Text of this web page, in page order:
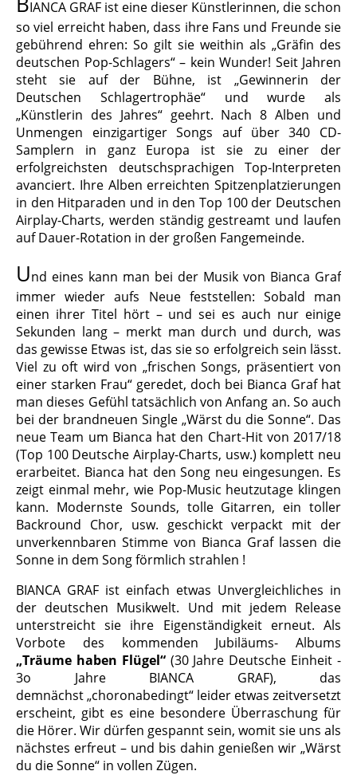
IANCA GRAF ist eine dieser Künstlerinnen, die schon
so viel erreicht haben, dass ihre Fans und Freunde sie
gebührend ehren: So gilt sie weithin als „Gräfin des
deutschen Pop-Schlagers“ – kein Wunder! Seit Jahren
steht sie auf der Bühne, ist „Gewinnerin der
Deutschen Schlagertrophäe“ und wurde als
„Künstlerin des Jahres“ geehrt. Nach 8 Alben und
Unmengen einzigartiger Songs auf über 340 CD-
Samplern in ganz Europa ist sie zu einer der
erfolgreichsten deutschsprachigen Top-Interpreten
avanciert. Ihre Alben erreichten Spitzenplatzierungen
in den Hitparaden und in den Top 100 der Deutschen
Airplay-Charts, werden ständig gestreamt und laufen
auf Dauer-Rotation in der großen Fangemeinde.
Und eines kann man bei der Musik von Bianca Graf
immer wieder aufs Neue feststellen: Sobald man
einen ihrer Titel hört – und sei es auch nur einige
Sekunden lang – merkt man durch und durch, was
das gewisse Etwas ist, das sie so erfolgreich sein lässt.
Viel zu oft wird von „frischen Songs, präsentiert von
einer starken Frau“ geredet, doch bei Bianca Graf hat
man dieses Gefühl tatsächlich von Anfang an. So auch
bei der brandneuen Single „Wärst du die Sonne“. Das
neue Team um Bianca hat den Chart-Hit von 2017/18
(Top 100 Deutsche Airplay-Charts, usw.) komplett neu
erarbeitet. Bianca hat den Song neu eingesungen. Es
zeigt einmal mehr, wie Pop-Music heutzutage klingen
kann. Modernste Sounds, tolle Gitarren, ein toller
Backround Chor, usw. geschickt verpackt mit der
unverkennbaren Stimme von Bianca Graf lassen die
Sonne in dem Song förmlich strahlen !
BIANCA GRAF ist einfach etwas Unvergleichliches in
der deutschen Musikwelt. Und mit jedem Release
unterstreicht sie ihre Eigenständigkeit erneut. Als
Vorbote des kommenden Jubiläums- Albums
„Träume haben Flügel“(30 Jahre Deutsche Einheit -
3o Jahre BIANCA GRAF), das
demnächst „choronabedingt“ leider etwas zeitversetzt
erscheint, gibt es eine besondere Überraschung für
die Hörer. Wir dürfen gespannt sein, womit sie uns als
nächstes erfreut – und bis dahin genießen wir „Wärst
du die Sonne“ in vollen Zügen.